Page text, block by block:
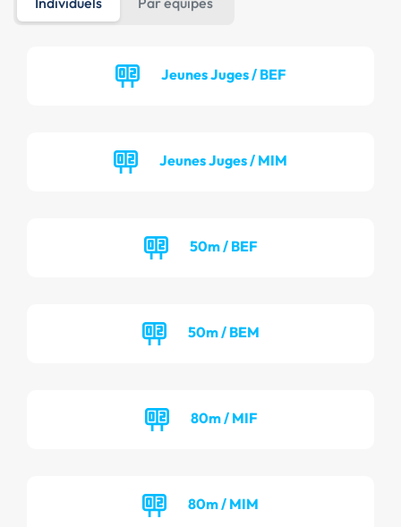
Jeunes Juges / BEF
Jeunes Juges / MIM
50m / BEF
50m / BEM
80m / MIF
80m / MIM